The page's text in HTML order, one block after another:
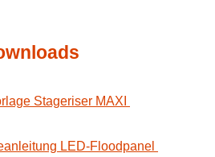
Stageriser MAXI
LED-Floodpanel